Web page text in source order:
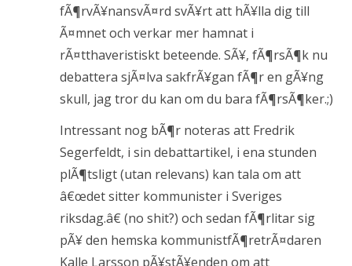
fÃ¶rvÃ¥nansvÃ¤rd svÃ¥rt att hÃ¥lla dig till
Ã¤mnet och verkar mer hamnat i
rÃ¤tthaveristiskt beteende. SÃ¥, fÃ¶rsÃ¶k nu
debattera sjÃ¤lva sakfrÃ¥gan fÃ¶r en gÃ¥ng
skull, jag tror du kan om du bara fÃ¶rsÃ¶ker.;)
Intressant nog bÃ¶r noteras att Fredrik
Segerfeldt, i sin debattartikel, i ena stunden
plÃ¶tsligt (utan relevans) kan tala om att
â€œdet sitter kommunister i Sveriges
riksdag.â€ (no shit?) och sedan fÃ¶rlitar sig
pÃ¥ den hemska kommunistfÃ¶retrÃ¤daren
Kalle Larsson pÃ¥stÃ¥enden om att